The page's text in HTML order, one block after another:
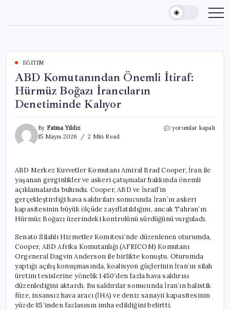
content
EĞITIM
ABD Komutanından Önemli İtiraf:
Hürmüz Boğazı İrancıların
Denetiminde Kalıyor
By Fatma Yıldız
15 Mayıs 2026
2 Min Read
ABD
Boğazı
İrancıların
Kalıyor
için
yorumlar kapalı
ABD Merkez Kuvvetler Komutanı Amiral Brad Cooper, İran ile
yaşanan gerginlikler ve askeri çatışmalar hakkında önemli
açıklamalarda bulundu. Cooper, ABD ve İsrail’in
gerçekleştirdiği hava saldırıları sonucunda İran’ın askeri
kapasitesinin büyük ölçüde zayıflatıldığını, ancak Tahran’ın
Hürmüz Boğazı üzerindeki kontrolünü sürdüğünü vurguladı.
Senato Silahlı Hizmetler Komitesi’nde düzenlenen oturumda,
Cooper, ABD Afrika Komutanlığı (AFRICOM) Komutanı
Orgeneral Dagvin Anderson ile birlikte konuştu. Oturumda
yaptığı açılış konuşmasında, koalisyon güçlerinin İran’ın silah
üretim tesislerine yönelik 1450’den fazla hava saldırısı
düzenlediğini aktardı. Bu saldırılar sonucunda İran’ın balistik
füze, insansız hava aracı (İHA) ve deniz sanayii kapasitesinin
yüzde 85’inden fazlasının imha edildiğini belirtti.